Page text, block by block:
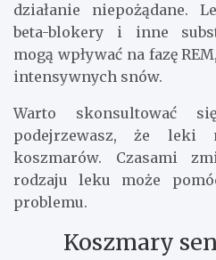
działanie niepożądane.
beta-blokery i inne
mogą wpływać na fazę
intensywnych snów.
Warto skonsultować
podejrzewasz, że leki
koszmarów. Czasami
rodzaju leku może
problemu.
Koszmary